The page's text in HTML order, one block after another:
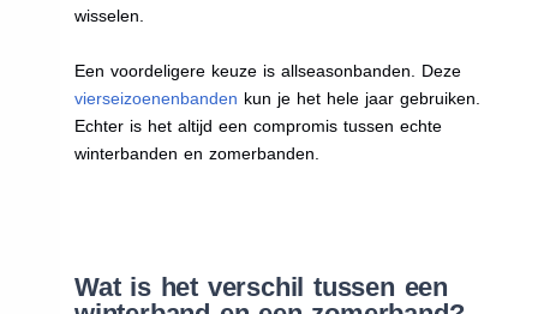
wisselen.
Een voordeligere keuze is allseasonbanden. Deze
vierseizoenenbanden kun je het hele jaar gebruiken.
Echter is het altijd een compromis tussen echte
winterbanden en zomerbanden.
Wat is het verschil tussen een